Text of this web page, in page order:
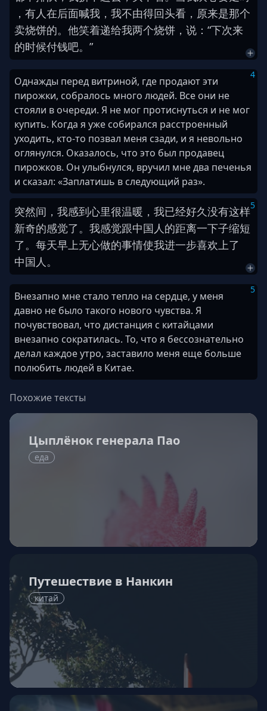
， 有人在后面喊我 ， 我不由得回头看 ， 原来是那个
卖烧饼的。 他笑着递给我两个烧饼 ， 说 ： “下次来
的时候付钱吧。 ”
4
Однажды перед витриной, где продают эти
пирожки, собралось много людей. Все они не
стояли в очереди. Я не мог протиснуться и не мог
купить. Когда я уже собирался расстроенный
уходить, кто-то позвал меня сзади, и я невольно
оглянулся. Оказалось, что это был продавец
пирожков. Он улыбнулся, вручил мне два печенья
и сказал: «Заплатишь в следующий раз».
5
突然间 ， 我感到心里很温暖 ， 我已经好久没有这样
新奇的感觉了。 我感觉跟中国人的距离一下子缩短
了。 每天早上无心做的事情使我进一步喜欢上了
中国人。
5
Внезапно мне стало тепло на сердце, у меня
давно не было такого нового чувства. Я
почувствовал, что дистанция с китайцами
внезапно сократилась. То, что я бессознательно
делал каждое утро, заставило меня еще больше
полюбить людей в Китае.
Похожие тексты
Цыплёнок генерала Пао
еда
Путешествие в Нанкин
китай